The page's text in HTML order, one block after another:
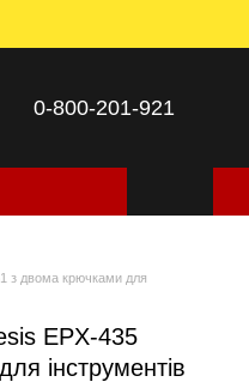
0-800-201-921
з двома крючками для
EPX-435
інструментів